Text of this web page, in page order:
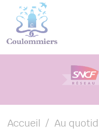
( AU
( FAMILLE )
ActuPublications
Suivez-nous sur
Suivez-nous sur
Suivez-nous
Suivez-nous
Accueil Au
Panneau de gestion